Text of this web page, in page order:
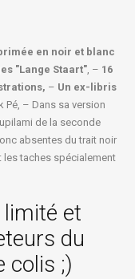
en noir et blanc
"Lange Staart", – 16
– Un ex-libris
Pé, – Dans sa version
de la seconde
absentes du trait noir
les taches spécialement
limité et
du
colis ;)